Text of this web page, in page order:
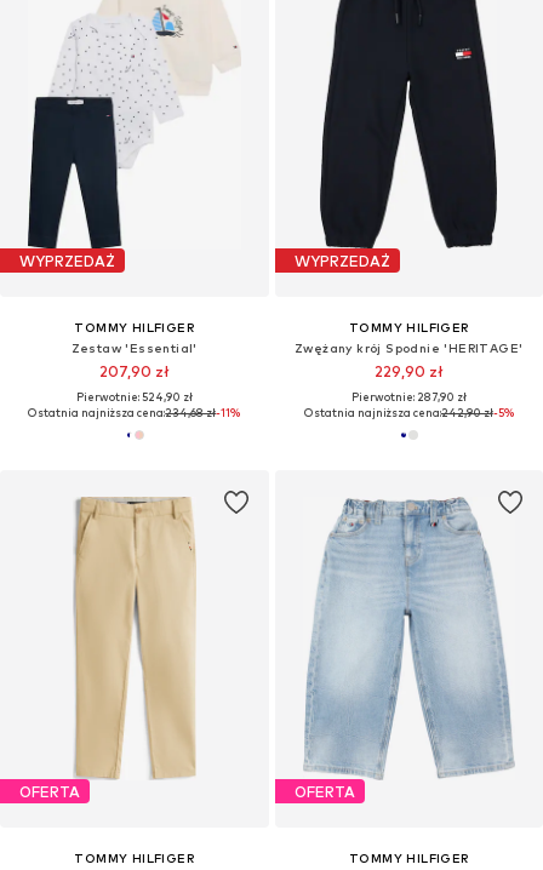
WYPRZEDAŻ
TOMMY HILFIGER
Zestaw 'Essential'
207,90 zł
Pierwotnie: 524,90 zł
Ostatnia najniższa cena:234,68 zł-11%
WYPRZEDAŻ
TOMMY HILFIGER
Zwężany krój Spodnie 'HERITAGE'
229,90 zł
Pierwotnie: 287,90 zł
Ostatnia najniższa cena:242,90 zł-5%
OFERTA
TOMMY HILFIGER
OFERTA
TOMMY HILFIGER